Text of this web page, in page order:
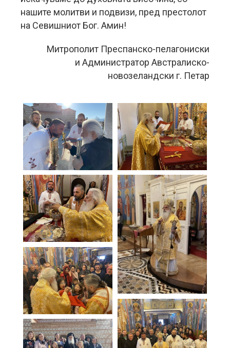
нашите молитви и подвизи, пред престолот
на Севишниот Бог. Амин!
Митрополит Преспанско-пелагониски
и Администратор Австралиско-
новозеландски г. Петар